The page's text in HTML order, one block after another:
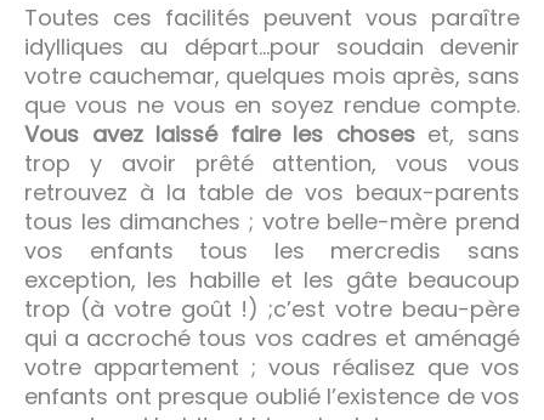
Toutes ces facilités peuvent vous paraître
idylliques au départ…pour soudain devenir
votre cauchemar, quelques mois après, sans
que vous ne vous en soyez rendue compte.
Vous avez laissé faire les choseset, sans
trop y avoir prêté attention, vous vous
retrouvez à la table de vos beaux-parents
tous les dimanches ; votre belle-mère prend
vos enfants tous les mercredis sans
exception, les habille et les gâte beaucoup
trop (à votre goût !) ;c’est votre beau-père
qui a accroché tous vos cadres et aménagé
votre appartement ; vous réalisez que vos
enfants ont presque oublié l’existence de vos